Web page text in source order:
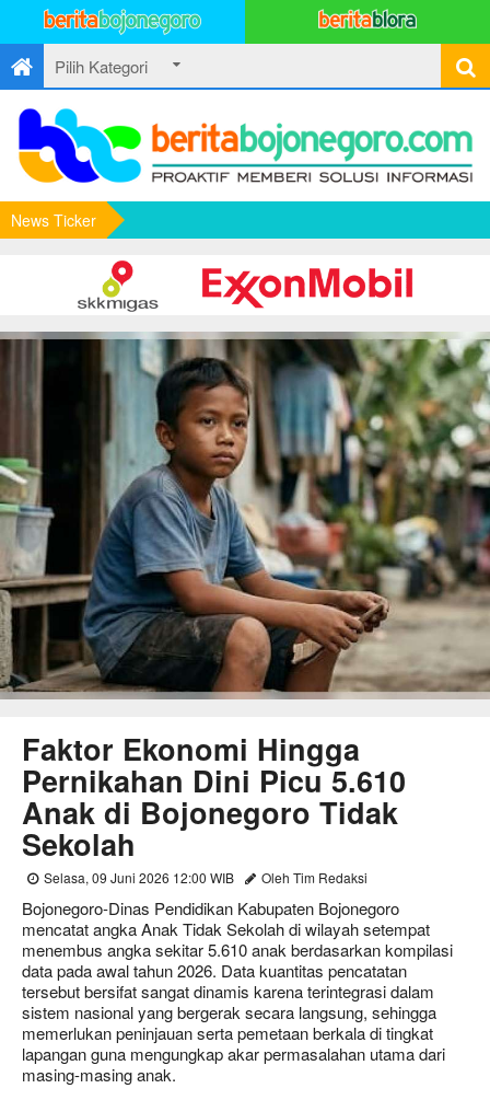
News Ticker
Faktor Ekonomi Hingga
Pernikahan Dini Picu 5.610
Anak di Bojonegoro Tidak
Sekolah
Selasa, 09 Juni 2026 12:00 WIB Oleh Tim Redaksi
Bojonegoro-Dinas Pendidikan Kabupaten Bojonegoro
mencatat angka Anak Tidak Sekolah di wilayah setempat
menembus angka sekitar 5.610 anak berdasarkan kompilasi
data pada awal tahun 2026. Data kuantitas pencatatan
tersebut bersifat sangat dinamis karena terintegrasi dalam
sistem nasional yang bergerak secara langsung, sehingga
memerlukan peninjauan serta pemetaan berkala di tingkat
lapangan guna mengungkap akar permasalahan utama dari
masing-masing anak.